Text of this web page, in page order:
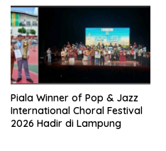
Piala Winner of Pop & Jazz
International Choral Festival
2026 Hadir di Lampung